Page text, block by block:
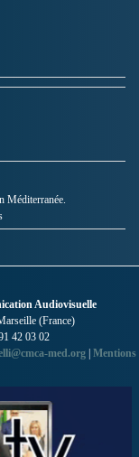
Méditerranée.
Audiovisuelle
(France)
42 03 02
med.org | Mentions